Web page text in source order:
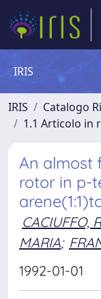
IRIS
IRIS Catalogo
1.1 Articolo in
An almost
rotor in p-
CACIUFFO,
MARIA;
1992-01-01